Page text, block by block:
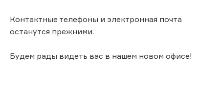
Контактные телефоны и электронная почта
останутся прежними.
Будем рады видеть вас в нашем новом офисе!